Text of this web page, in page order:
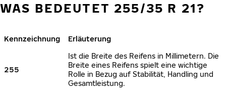
WAS BEDEUTET 255/35 R 21?
Kennzeichnung Erläuterung
255
Ist die Breite des Reifens in Millimetern. Die
Breite eines Reifens spielt eine wichtige
Rolle in Bezug auf Stabilität, Handling und
Gesamtleistung.